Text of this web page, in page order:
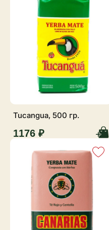
Tucangua, 500 гр.
1176 ₽